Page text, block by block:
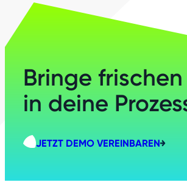
Bringe
in deine
JETZT DEMO VEREINBAREN